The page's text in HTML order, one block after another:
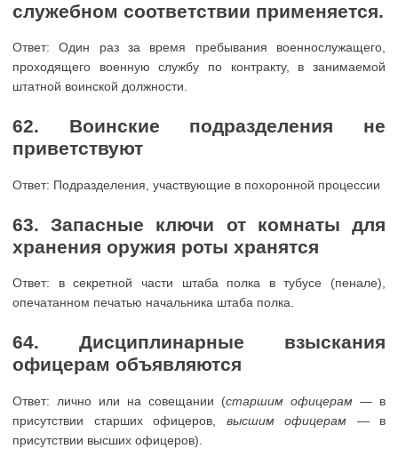
служебном соответствии применяется.
Ответ: Один раз за время пребывания военнослужащего,
проходящего военную службу по контракту, в занимаемой
штатной воинской должности.
62. Воинские подразделения не
приветствуют
Ответ: Подразделения, участвующие в похоронной процессии
63. Запасные ключи от комнаты для
хранения оружия роты хранятся
Ответ: в секретной части штаба полка в тубусе (пенале),
опечатанном печатью начальника штаба полка.
64. Дисциплинарные взыскания
офицерам объявляются
Ответ: лично или на совещании (старшим офицерам — в
присутствии старших офицеров, высшим офицерам — в
присутствии высших офицеров).